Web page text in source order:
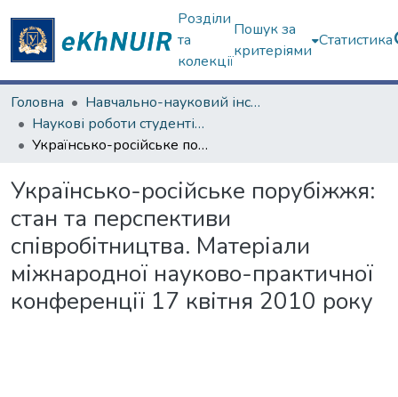
Розділи
та
колекції
Пошук за
критеріями
Статистика
Головна
Навчально-науковий інститут "Каразінський інститут міжнародних відносин та туристичного бізнесу"
Наукові роботи студентів та аспірантів. Навчально-науковий інститут "Каразінський інститут міжнародних відносин та туристичного бізнесу"
Українсько-російське порубіжжя: стан та перспективи співробітництва. Матеріали міжнародної науково-практичної конференції 17 квітня 2010 року
Українсько-російське порубіжжя:
стан та перспективи
співробітництва. Матеріали
міжнародної науково-практичної
конференції 17 квітня 2010 року